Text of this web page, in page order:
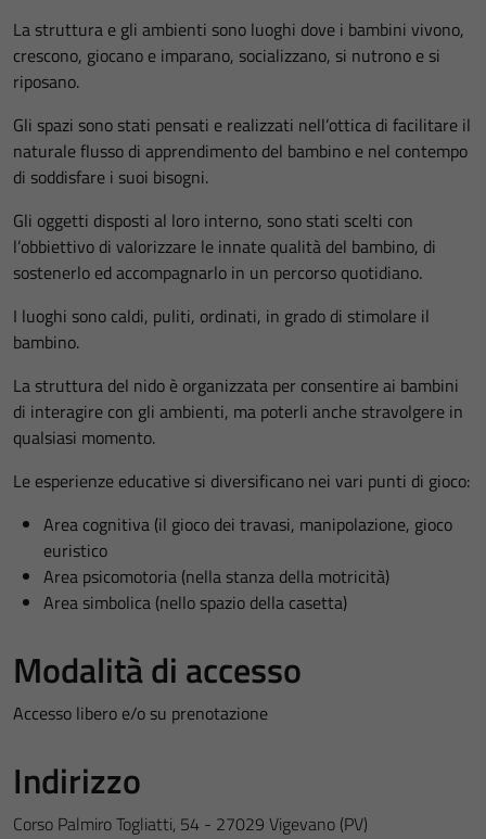
La struttura e gli ambienti sono luoghi dove i bambini vivono,
crescono, giocano e imparano, socializzano, si nutrono e si
riposano.
Gli spazi sono stati pensati e realizzati nell’ottica di facilitare il
naturale flusso di apprendimento del bambino e nel contempo
di soddisfare i suoi bisogni.
Gli oggetti disposti al loro interno, sono stati scelti con
l’obbiettivo di valorizzare le innate qualità del bambino, di
sostenerlo ed accompagnarlo in un percorso quotidiano.
I luoghi sono caldi, puliti, ordinati, in grado di stimolare il
bambino.
La struttura del nido è organizzata per consentire ai bambini
di interagire con gli ambienti, ma poterli anche stravolgere in
qualsiasi momento.
Le esperienze educative si diversificano nei vari punti di gioco:
Area cognitiva (il gioco dei travasi, manipolazione, gioco
euristico
Area psicomotoria (nella stanza della motricità)
Area simbolica (nello spazio della casetta)
Modalità di accesso
Accesso libero e/o su prenotazione
Indirizzo
Corso Palmiro Togliatti, 54 - 27029 Vigevano (PV)